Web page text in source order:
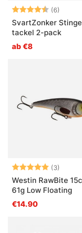
Bewertung:(6)
4.5
SvartZonker
tackel 2-pack
ab €8
Bewertung:(3)
5.0
Westin RawBite
61g Low Floating
€14.90